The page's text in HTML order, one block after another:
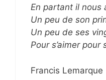
En partant il nous
Un peu de son
Un peu de ses
Pour s’aimer pour
Francis Lemarque